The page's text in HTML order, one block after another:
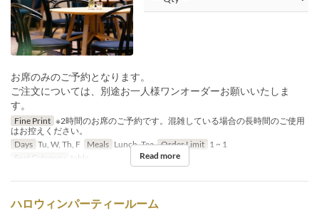
お席のみのご予約となります。
ご注文については、別途お一人様ワンオーダーお願いいたしま
す。
Fine Print ※2時間のお席のご予約です。混雑している場合の長時間のご使用
はお控えください。
Days Tu, W, Th, F Meals Lunch, Tea Order Limit 1 ~ 1
Seat Category
table Read more
ハロウィンパーティールーム